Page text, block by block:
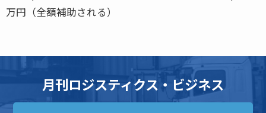
万円（全額補助される）
月刊ロジスティクス・ビジネス